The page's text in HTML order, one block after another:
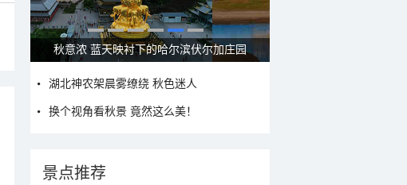
秋意浓 蓝天映衬下的哈尔滨伏尔加庄园
湖北神农架晨雾缭绕 秋色迷人
换个视角看秋景 竟然这么美！
景点推荐